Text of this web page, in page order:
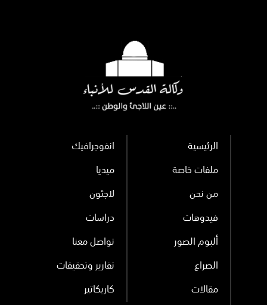
الرئيسية انفوجرافيك
ملفات خاصة ميديا
من نحن لاجئون
فيدوهات دراسات
ألبوم الصور تواصل معنا
الصراع تقارير وتحقيقات
مقالات كاريكاتير